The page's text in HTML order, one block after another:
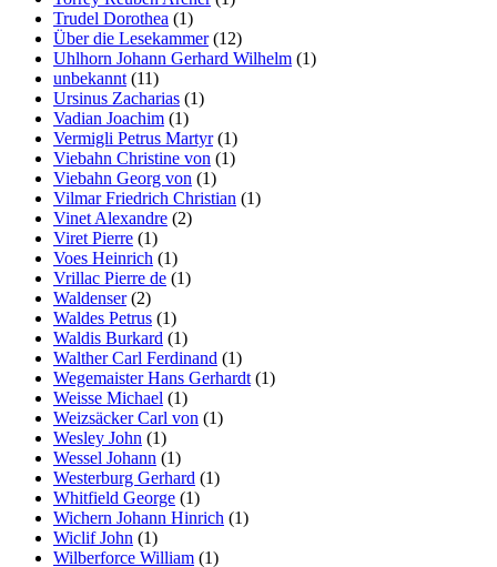
Trudel Dorothea (1)
Über die Lesekammer(12)
Uhlhorn Johann Gerhard Wilhelm (1)
unbekannt (11)
Ursinus Zacharias (1)
Vadian Joachim (1)
Vermigli Petrus Martyr(1)
Viebahn Christine von (1)
Viebahn Georg von (1)
Vilmar Friedrich Christian (1)
Vinet Alexandre (2)
Viret Pierre (1)
Voes Heinrich (1)
Vrillac Pierre de (1)
Waldenser(2)
Waldes Petrus (1)
Waldis Burkard (1)
Walther Carl Ferdinand (1)
Wegemaister Hans Gerhardt (1)
Weisse Michael (1)
Weizsäcker Carl von (1)
Wesley John (1)
Wessel Johann (1)
Westerburg Gerhard (1)
Whitfield George (1)
Wichern Johann Hinrich (1)
Wiclif John (1)
Wilberforce William (1)